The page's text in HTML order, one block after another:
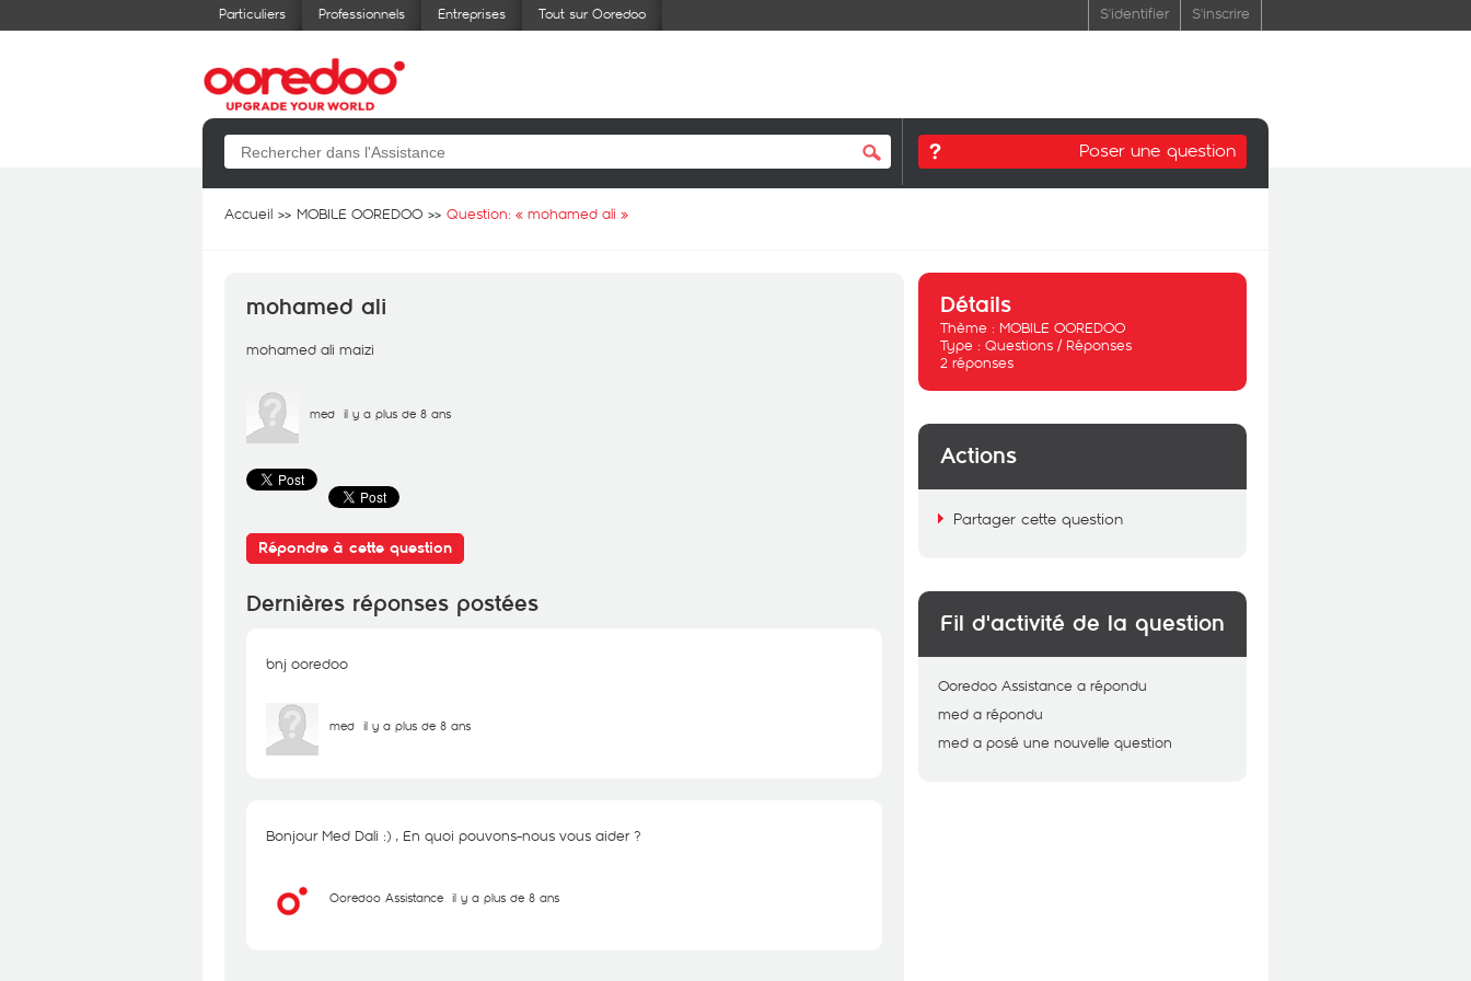
Particuliers Professionnels Entreprises Tout sur Ooredoo S'identifier S'inscrire
Poser une question
Accueil MOBILE OOREDOO Question: « mohamed ali »
mohamed ali
mohamed ali maizi
med il y a plus de 8 ans
Répondre à cette question
Dernières réponses postées
bnj ooredoo
med il y a plus de 8 ans
Bonjour Med Dali :) , En quoi pouvons-nous vous aider ?
Ooredoo Assistance il y a plus de 8 ans
Détails
Thème : MOBILE OOREDOO
Type : Questions / Réponses
2 réponses
Actions
Partager cette question
Fil d'activité de la question
Ooredoo Assistance a répondu
med a répondu
med a posé une nouvelle question